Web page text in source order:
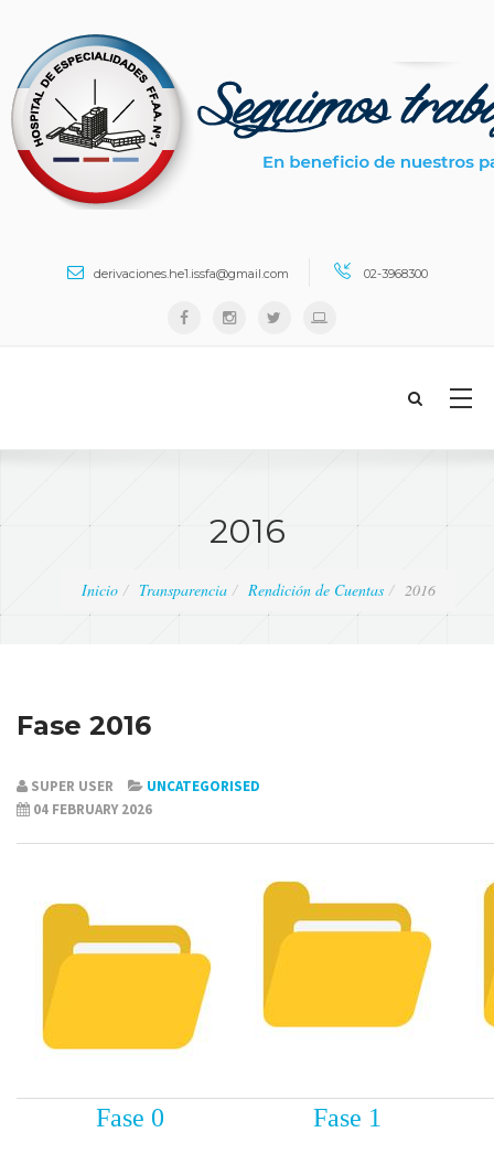
derivaciones.he1.issfa@gmail.com 02-3968300
2016
Inicio Transparencia Rendición de Cuentas 2016
Fase 2016
SUPER USER
UNCATEGORISED
04 FEBRUARY 2026
Fase 0 Fase 1